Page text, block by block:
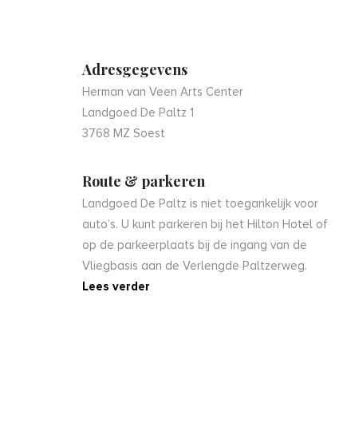
Adresgegevens
Herman van Veen Arts Center
Landgoed De Paltz 1
3768 MZ Soest
Route & parkeren
Landgoed De Paltz is niet toegankelijk voor
auto’s. U kunt parkeren bij het Hilton Hotel of
op de parkeerplaats bij de ingang van de
Vliegbasis aan de Verlengde Paltzerweg.
Lees verder